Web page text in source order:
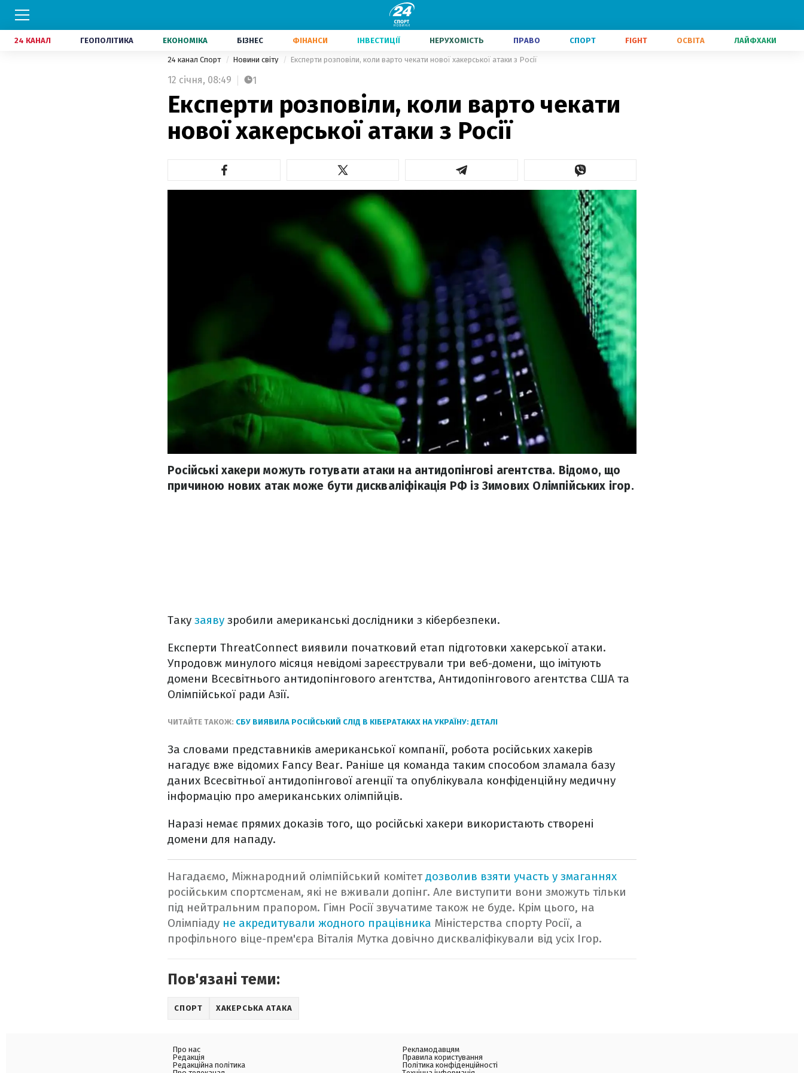
24 КАНАЛ ГЕОПОЛІТИКА ЕКОНОМІКА БІЗНЕС ФІНАНСИ ІНВЕСТИЦІЇ НЕРУХОМІСТЬ ПРАВО СПОРТ FIGHT ОСВІТА ЛАЙФХАКИ
24 канал Спорт Новини світу Експерти розповіли, коли варто чекати нової хакерської атаки з Росії
12 січня, 08:49 1
Експерти розповіли, коли варто чекати
нової хакерської атаки з Росії
Російські хакери можуть готувати атаки на антидопінгові агентства. Відомо, що
причиною нових атак може бути дискваліфікація РФ із Зимових Олімпійських ігор.
Таку заяву зробили американські дослідники з кібербезпеки.
Експерти ThreatConnect виявили початковий етап підготовки хакерської атаки.
Упродовж минулого місяця невідомі зареєстрували три веб-домени, що імітують
домени Всесвітнього антидопінгового агентства, Антидопінгового агентства США та
Олімпійської ради Азії.
ЧИТАЙТЕ ТАКОЖ: СБУ ВИЯВИЛА РОСІЙСЬКИЙ СЛІД В КІБЕРАТАКАХ НА УКРАЇНУ: ДЕТАЛІ
За словами представників американської компанії, робота російських хакерів
нагадує вже відомих Fancy Bear. Раніше ця команда таким способом зламала базу
даних Всесвітньої антидопінгової агенції та опублікувала конфіденційну медичну
інформацію про американських олімпійців.
Наразі немає прямих доказів того, що російські хакери використають створені
домени для нападу.
Нагадаємо, Міжнародний олімпійський комітетдозволив взяти участь у змаганнях
російським спортсменам, які не вживали допінг. Але виступити вони зможуть тільки
під нейтральним прапором. Гімн Росії звучатиме також не буде. Крім цього, на
Олімпіаду не акредитували жодного працівника Міністерства спорту Росії, а
профільного віце-прем'єра Віталія Мутка довічно дискваліфікували від усіх Ігор.
Пов'язані теми:
СПОРТ ХАКЕРСЬКА АТАКА
Про нас
Редакція
Редакційна політика
Рекламодавцям
Правила користування
Політика конфіденційності